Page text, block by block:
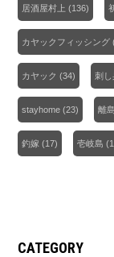
居酒屋村上 (136)
カヤックフィッシング
カヤック (34) 刺し
stayhome (23) 離島
釣嫁 (17) 壱岐島
CATEGORY